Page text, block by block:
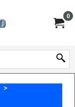
0
>